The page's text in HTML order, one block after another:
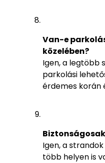
Van-e
közelében?
Igen, a legtöbb
parkolási
érdemes korán
Igen, a
több helyen is